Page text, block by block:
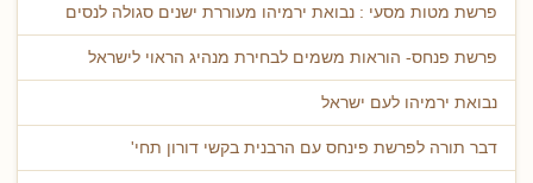
פרשת מטות מסעי : נבואת ירמיהו מעוררת ישנים סגולה לנסים
פרשת פנחס- הוראות משמים לבחירת מנהיג הראוי לישראל
נבואת ירמיהו לעם ישראל
דבר תורה לפרשת פינחס עם הרבנית בקשי דורון תחי'